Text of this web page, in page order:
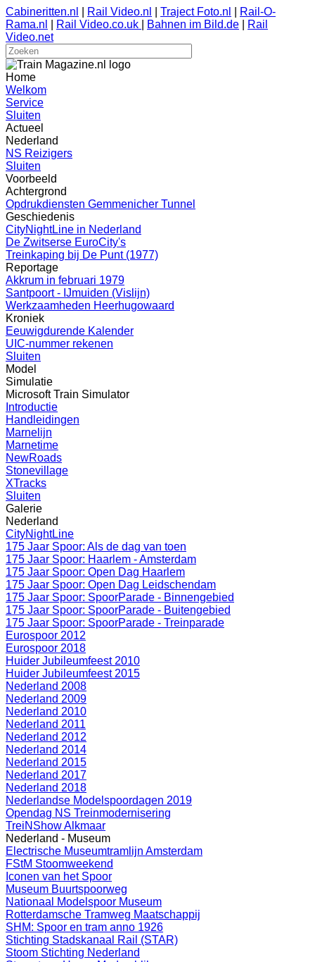
Cabineritten.nl Rail Video.nl Traject Foto.nl
Rail-O-
Rama.nl
Rail Video.co.uk Bahnen im Bild.de
Rail
Video.net
Home
Welkom
Service
Sluiten
Actueel
Nederland
NS Reizigers
Sluiten
Voorbeeld
Achtergrond
Opdrukdiensten Gemmenicher Tunnel
Geschiedenis
CityNightLine in Nederland
De Zwitserse EuroCity's
Treinkaping bij De Punt (1977)
Reportage
Akkrum in februari 1979
Santpoort - IJmuiden (Vislijn)
Werkzaamheden Heerhugowaard
Kroniek
Eeuwigdurende Kalender
UIC-nummer rekenen
Sluiten
Model
Simulatie
Microsoft Train Simulator
Introductie
Handleidingen
Marnelijn
Marnetime
NewRoads
Stonevillage
XTracks
Sluiten
Galerie
Nederland
CityNightLine
175 Jaar Spoor: Als de dag van toen
175 Jaar Spoor: Haarlem - Amsterdam
175 Jaar Spoor: Open Dag Haarlem
175 Jaar Spoor: Open Dag Leidschendam
175 Jaar Spoor: SpoorParade - Binnengebied
175 Jaar Spoor: SpoorParade - Buitengebied
175 Jaar Spoor: SpoorParade - Treinparade
Eurospoor 2012
Eurospoor 2018
Huider Jubileumfeest 2010
Huider Jubileumfeest 2015
Nederland 2008
Nederland 2009
Nederland 2010
Nederland 2011
Nederland 2012
Nederland 2014
Nederland 2015
Nederland 2017
Nederland 2018
Nederlandse Modelspoordagen 2019
Opendag NS Treinmodernisering
TreiNShow Alkmaar
Nederland - Museum
Electrische Museumtramlijn Amsterdam
FStM Stoomweekend
Iconen van het Spoor
Museum Buurtspoorweg
Nationaal Modelspoor Museum
Rotterdamsche Tramweg Maatschappij
SHM: Spoor en tram anno 1926
Stichting Stadskanaal Rail (STAR)
Stoom Stichting Nederland